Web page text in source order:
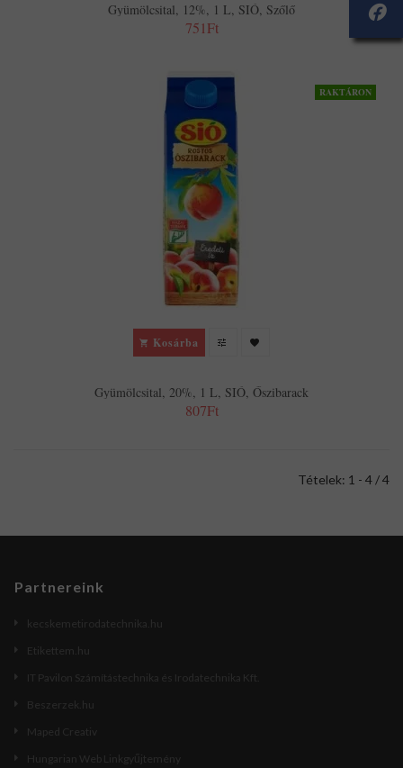
Gyümölcsital, 12%, 1 L, SIÓ, Szőlő
751Ft
RAKTÁRON
Kosárba
Gyümölcsital, 20%, 1 L, SIÓ, Őszibarack
807Ft
Tételek: 1 - 4 / 4
Partnereink
kecskemetirodatechnika.hu
Etikettem.hu
IT Pavilon Számítástechnika és Irodatechnika Kft.
Beszerzek.hu
Maped Creativ
Hungarian Web Linkgyűjtemény